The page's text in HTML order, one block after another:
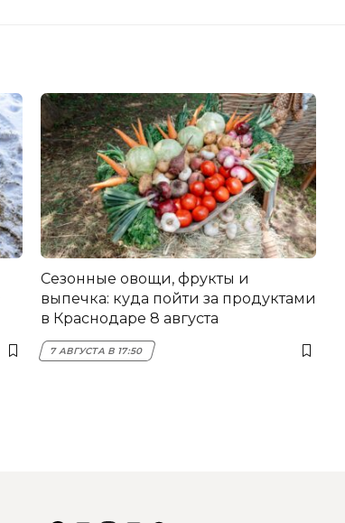
Сезонные овощи, фрукты и
выпечка: куда пойти за продуктами
в Краснодаре 8 августа
7 АВГУСТА В 17:50